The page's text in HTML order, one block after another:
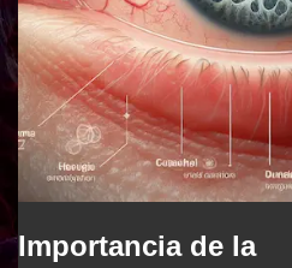
Importancia de la